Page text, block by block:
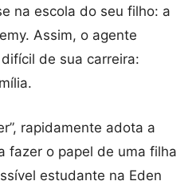
na escola do seu filho: a
Assim, o agente
de sua carreira:
rapidamente adota a
fazer o papel de uma filha
estudante na Eden